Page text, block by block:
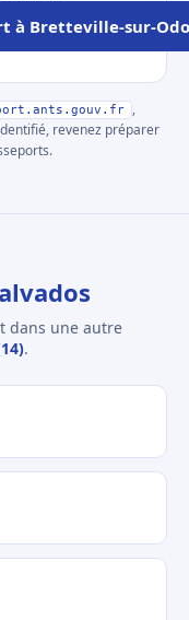
à Bretteville-sur-
,
revenez préparer
dans une autre
.